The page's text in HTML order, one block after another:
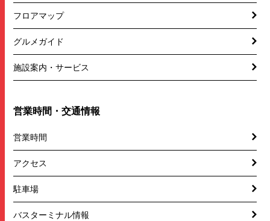
フロアマップ
グルメガイド
施設案内・サービス
営業時間・交通情報
営業時間
アクセス
駐車場
バスターミナル情報